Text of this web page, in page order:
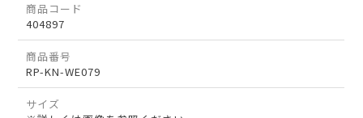
商品コード
404897
商品番号
RP-KN-WE079
サイズ